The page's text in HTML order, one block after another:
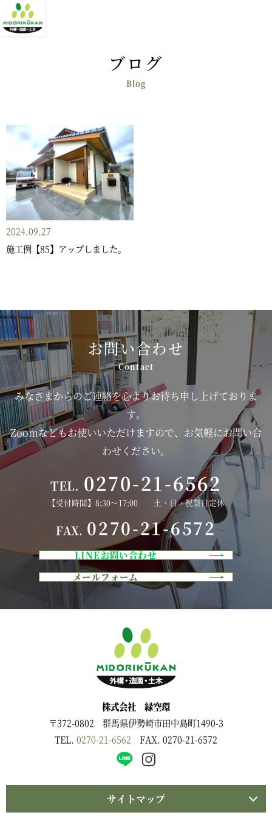
ブログ
2024.09.27
施工例【85】アップしました。
お問い合わせ
みなさまからのご連絡を心よりお待ち申し上げておりま
す。
Zoomなどもお使いいただけますので、お気軽にお問い合
わせください。
TEL. 0270-21-6562
【受付時間】8:30～17:00 土・日・祝祭日定休
FAX. 0270-21-6572
LINEお問い合わせ
メールフォーム
株式会社 緑空環
〒372-0802 群馬県伊勢崎市田中島町1490-3
TEL. 0270-21-6562 FAX. 0270-21-6572
サイトマップ